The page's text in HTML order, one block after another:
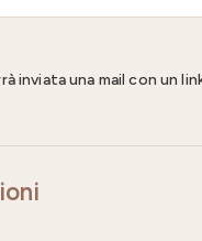
inviata una mail con un